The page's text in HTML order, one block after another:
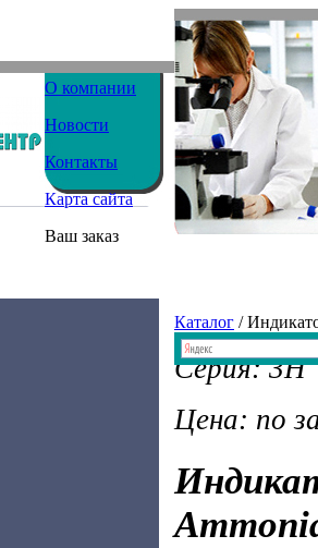
О компании
Новости
Контакты
Карта сайта
Ваш заказ
Каталог /
Серия: 3H
Цена: по